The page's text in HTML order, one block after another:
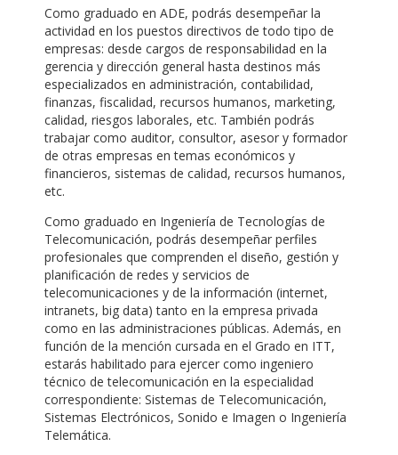
Como graduado en ADE, podrás desempeñar la
actividad en los puestos directivos de todo tipo de
empresas: desde cargos de responsabilidad en la
gerencia y dirección general hasta destinos más
especializados en administración, contabilidad,
finanzas, fiscalidad, recursos humanos, marketing,
calidad, riesgos laborales, etc. También podrás
trabajar como auditor, consultor, asesor y formador
de otras empresas en temas económicos y
financieros, sistemas de calidad, recursos humanos,
etc.
Como graduado en Ingeniería de Tecnologías de
Telecomunicación, podrás desempeñar perfiles
profesionales que comprenden el diseño, gestión y
planificación de redes y servicios de
telecomunicaciones y de la información (internet,
intranets, big data) tanto en la empresa privada
como en las administraciones públicas. Además, en
función de la mención cursada en el Grado en ITT,
estarás habilitado para ejercer como ingeniero
técnico de telecomunicación en la especialidad
correspondiente: Sistemas de Telecomunicación,
Sistemas Electrónicos, Sonido e Imagen o Ingeniería
Telemática.